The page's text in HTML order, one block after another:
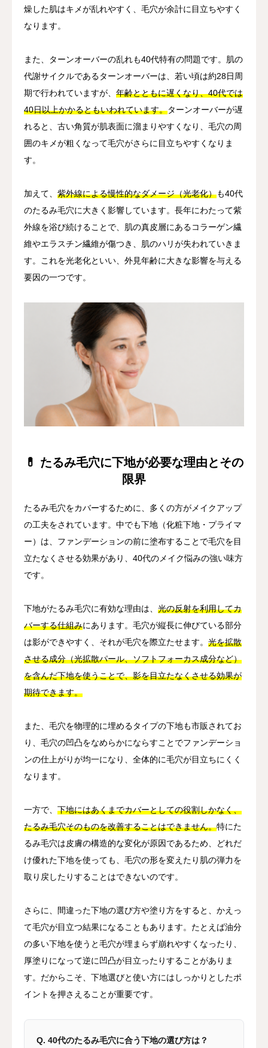
燥した肌はキメが乱れやすく、毛穴が余計に目立ちやすく
なります。
また、ターンオーバーの乱れも40代特有の問題です。肌の
代謝サイクルであるターンオーバーは、若い頃は約28日周
期で行われていますが、 年齢とともに遅くなり、40代では
40日以上かかるともいわれています。ターンオーバーが遅
れると、古い角質が肌表面に溜まりやすくなり、毛穴の周
囲のキメが粗くなって毛穴がさらに目立ちやすくなりま
す。
加えて、 紫外線による慢性的なダメージ（光老化）も40代
のたるみ毛穴に大きく影響しています。長年にわたって紫
外線を浴び続けることで、肌の真皮層にあるコラーゲン繊
維やエラスチン繊維が傷つき、肌のハリが失われていきま
す。これを光老化といい、外見年齢に大きな影響を与える
要因の一つです。
💊 たるみ毛穴に下地が必要な理由とその
限界
たるみ毛穴をカバーするために、多くの方がメイクアップ
の工夫をされています。中でも下地（化粧下地・プライマ
ー）は、ファンデーションの前に塗布することで毛穴を目
立たなくさせる効果があり、40代のメイク悩みの強い味方
です。
下地がたるみ毛穴に有効な理由は、 光の反射を利用してカ
バーする仕組みにあります。毛穴が縦長に伸びている部分
は影ができやすく、それが毛穴を際立たせます。 光を拡散
させる成分（光拡散パール、ソフトフォーカス成分など）
を含んだ下地を使うことで、影を目立たなくさせる効果が
期待できます。
また、毛穴を物理的に埋めるタイプの下地も市販されてお
り、毛穴の凹凸をなめらかにならすことでファンデーショ
ンの仕上がりが均一になり、全体的に毛穴が目立ちにくく
なります。
一方で、 下地にはあくまでカバーとしての役割しかなく、
たるみ毛穴そのものを改善することはできません。特にた
るみ毛穴は皮膚の構造的な変化が原因であるため、どれだ
け優れた下地を使っても、毛穴の形を変えたり肌の弾力を
取り戻したりすることはできないのです。
さらに、間違った下地の選び方や塗り方をすると、かえっ
て毛穴が目立つ結果になることもあります。たとえば油分
の多い下地を使うと毛穴が埋まらず崩れやすくなったり、
厚塗りになって逆に凹凸が目立ったりすることがありま
す。だからこそ、下地選びと使い方にはしっかりとしたポ
イントを押さえることが重要です。
Q. 40代のたるみ毛穴に合う下地の選び方は？